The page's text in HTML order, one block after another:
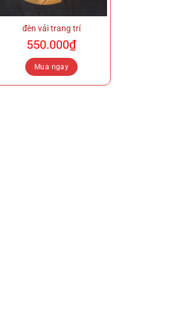
đèn vải trang trí
550.000₫
Mua ngay